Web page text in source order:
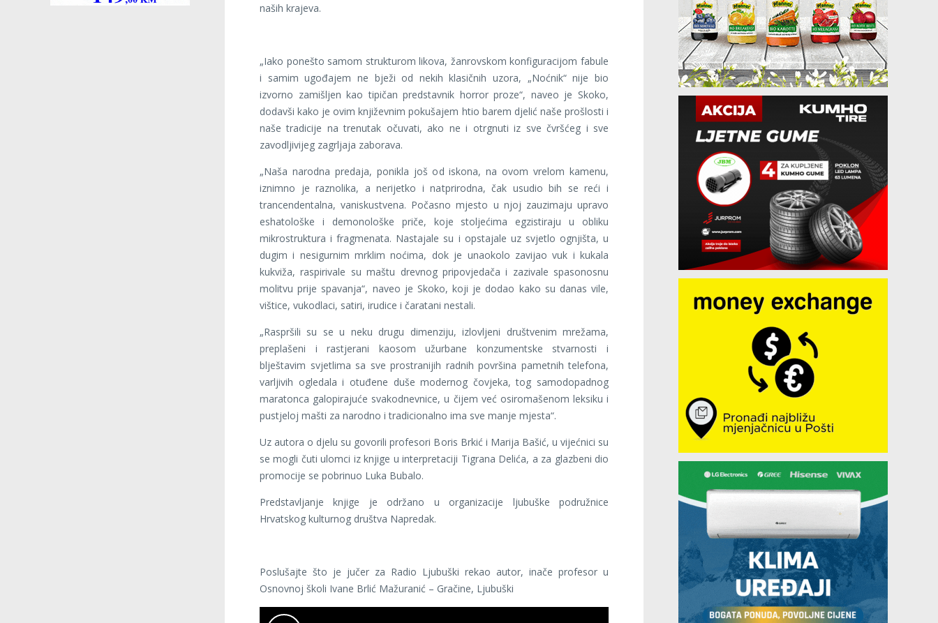
naših krajeva.
„Iako ponešto samom strukturom likova, žanrovskom konfiguracijom fabule
i samim ugođajem ne bježi od nekih klasičnih uzora, „Noćnik“ nije bio
izvorno zamišljen kao tipičan predstavnik horror proze“, naveo je Skoko,
dodavši kako je ovim književnim pokušajem htio barem djelić naše prošlosti i
naše tradicije na trenutak očuvati, ako ne i otrgnuti iz sve čvršćeg i sve
zavodljivijeg zagrljaja zaborava.
„Naša narodna predaja, ponikla još od iskona, na ovom vrelom kamenu,
iznimno je raznolika, a nerijetko i natprirodna, čak usudio bih se reći i
trancendentalna, vaniskustvena. Počasno mjesto u njoj zauzimaju upravo
eshatološke i demonološke priče, koje stoljećima egzistiraju u obliku
mikrostruktura i fragmenata. Nastajale su i opstajale uz svjetlo ognjišta, u
dugim i nesigurnim mrklim noćima, dok je unaokolo zavijao vuk i kukala
kukviža, raspirivale su maštu drevnog pripovjedača i zazivale spasonosnu
molitvu prije spavanja“, naveo je Skoko, koji je dodao kako su danas vile,
vištice, vukodlaci, satiri, irudice i čaratani nestali.
„Raspršili su se u neku drugu dimenziju, izlovljeni društvenim mrežama,
preplašeni i rastjerani kaosom užurbane konzumentske stvarnosti i
blještavim svjetlima sa sve prostranijih radnih površina pametnih telefona,
varljivih ogledala i otuđene duše modernog čovjeka, tog samodopadnog
maratonca galopirajuće svakodnevnice, u čijem već osiromašenom leksiku i
pustjeloj mašti za narodno i tradicionalno ima sve manje mjesta“.
Uz autora o djelu su govorili profesori Boris Brkić i Marija Bašić, u vijećnici su
se mogli čuti ulomci iz knjige u interpretaciji Tigrana Delića, a za glazbeni dio
promocije se pobrinuo Luka Bubalo.
Predstavljanje knjige je održano u organizacije ljubuške podružnice
Hrvatskog kulturnog društva Napredak.
Poslušajte što je jučer za Radio Ljubuški rekao autor, inače profesor u
Osnovnoj školi Ivane Brlić Mažuranić – Gračine, Ljubuški